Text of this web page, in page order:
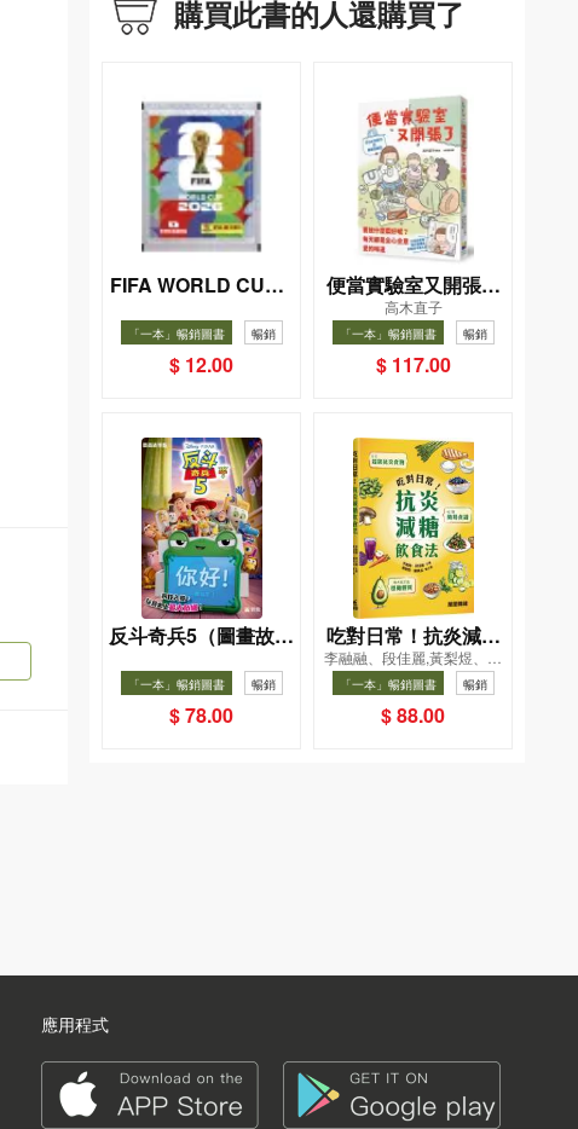
購買此書的人還購買了
FIFA WORLD CUP 2
貼紙包）
「一本」暢銷圖書 暢銷
$ 12.00
便當實驗室又開張了
——日日和特別日的
菜單挑戰記
高木直子
「一本」暢銷圖書 暢銷
$ 117.00
反斗奇兵5（圖畫故事
版）
「一本」暢銷圖書 暢銷
$ 78.00
吃對日常！抗炎減糖
飲食法
李融融、段佳麗,黃梨煜、顧
凱辰
「一本」暢銷圖書 暢銷
$ 88.00
應用程式